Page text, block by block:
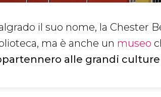
il suo nome, la Chester
ma è anche un museo
alle grandi